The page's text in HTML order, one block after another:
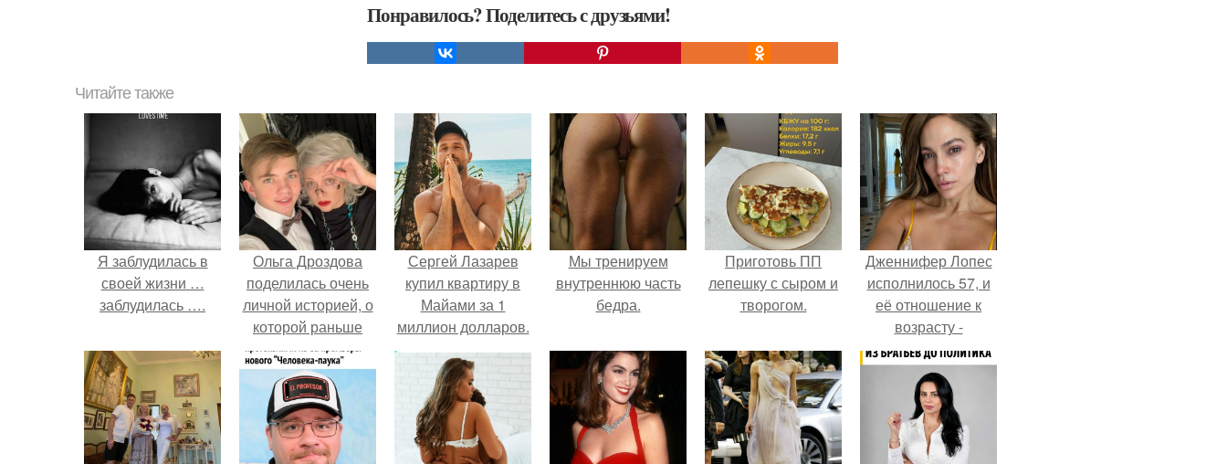
Понравилось? Поделитесь с друзьями!
Читайте также
Я заблудилась в
своей жизни …
заблудилась ….
Ольга Дроздова
поделилась очень
личной историей, о
которой раньше
почти не говорила.
Сергей Лазарев
купил квартиру в
Майами за 1
миллион долларов.
Мы тренируем
внутреннюю часть
бедра.
Приготовь ПП
лепешку с сыром и
творогом.
Дженнифер Лопес
исполнилось 57, и
её отношение к
возрасту -
настоящий
манифест
уверенности: "не
говорите, что я
отлично выгляжу
для 57.